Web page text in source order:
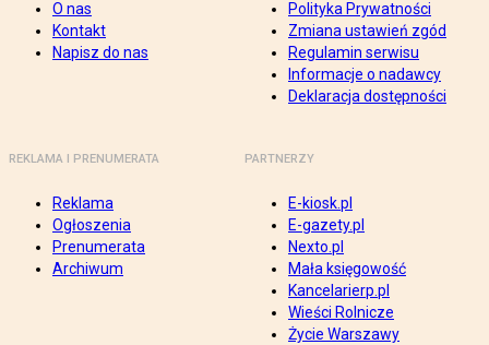
O nas
Kontakt
Napisz do nas
Polityka Prywatności
Zmiana ustawień zgód
Regulamin serwisu
Informacje o nadawcy
Deklaracja dostępności
REKLAMA I PRENUMERATA
Reklama
Ogłoszenia
Prenumerata
Archiwum
PARTNERZY
E-kiosk.pl
E-gazety.pl
Nexto.pl
Mała księgowość
Kancelarierp.pl
Wieści Rolnicze
Życie Warszawy